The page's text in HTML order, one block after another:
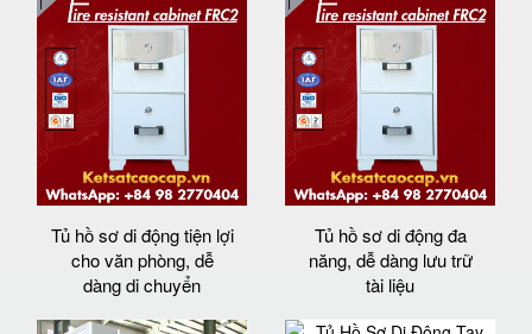
Tủ hồ sơ di động tiện lợi
cho văn phòng, dễ
dàng di chuyển
Tủ hồ sơ di động đa
năng, dễ dàng lưu trữ
tài liệu